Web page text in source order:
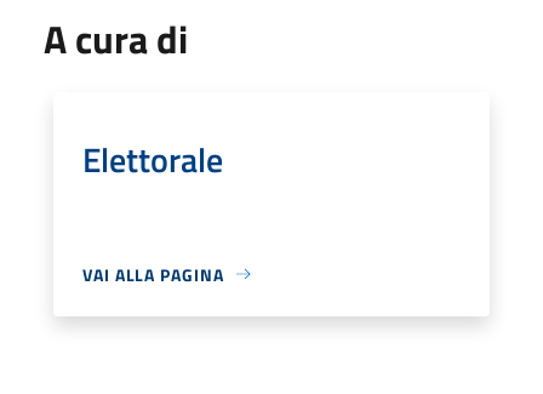
A cura di
Elettorale
VAI ALLA PAGINA